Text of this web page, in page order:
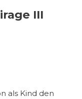
III
als Kind den